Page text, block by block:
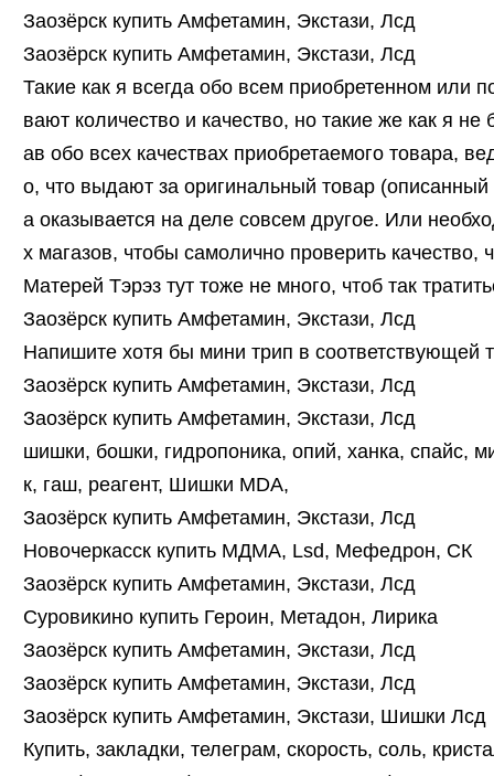
Заозёрск купить Амфетамин, Экстази, Лсд
Заозёрск купить Амфетамин, Экстази, Лсд
Такие как я всегда обо всем приобретенном или
вают количество и качество, но такие же как я не
ав обо всех качествах приобретаемого товара,
о, что выдают за оригинальный товар
а оказывается на деле совсем другое. Или
х магазов, чтобы самолично проверить качество,
Матерей Тэрэз тут тоже не много, чтоб так
Заозёрск купить Амфетамин, Экстази, Лсд
Напишите хотя бы мини трип в соответствующей
Заозёрск купить Амфетамин, Экстази, Лсд
Заозёрск купить Амфетамин, Экстази, Лсд
шишки, бошки, гидропоника, опий, ханка, спайс,
к, гаш, реагент, Шишки MDA,
Заозёрск купить Амфетамин, Экстази, Лсд
Новочеркасск купить МДМА, Lsd, Мефедрон, СК
Заозёрск купить Амфетамин, Экстази, Лсд
Суровикино купить Героин, Метадон, Лирика
Заозёрск купить Амфетамин, Экстази, Лсд
Заозёрск купить Амфетамин, Экстази, Лсд
Заозёрск купить Амфетамин, Экстази, Шишки Лсд
Купить, закладки, телеграм, скорость, соль,